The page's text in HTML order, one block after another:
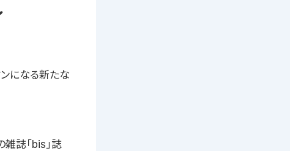
になる新たな
誌「bis」誌